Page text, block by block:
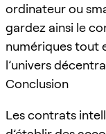
ordinateur ou
gardez ainsi le
numériques tout
l’univers
Conclusion
Les contrats